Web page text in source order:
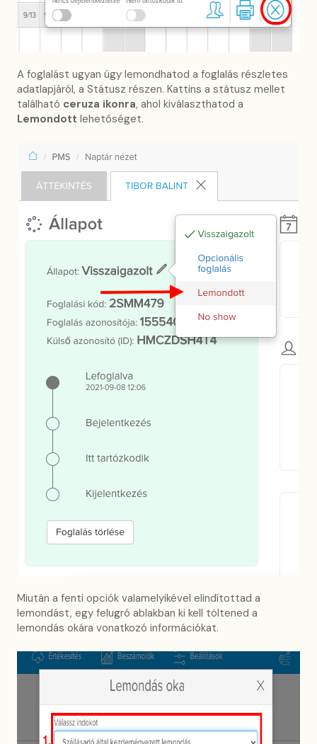
A foglalást ugyan úgy lemondhatod a foglalás részletes
adatlapjáról, a Státusz részen. Kattins a státusz mellet
található ceruza ikonra, ahol kiválaszthatod a
Lemondott lehetőséget.
Miután a fenti opciók valamelyikével elindítottad a
lemondást, egy felugró ablakban ki kell töltened a
lemondás okára vonatkozó információkat.